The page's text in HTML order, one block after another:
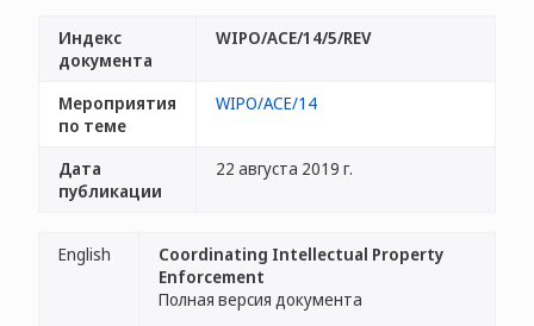
Индекс
документа
WIPO/ACE/14/5/REV
Мероприятия
по теме
WIPO/ACE/14
Дата
публикации
22 августа 2019 г.
English
Coordinating Intellectual Property
Enforcement
Полная версия документа